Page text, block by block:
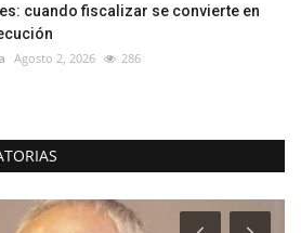
cuando fiscalizar se convierte en
Agosto 2, 2026 286